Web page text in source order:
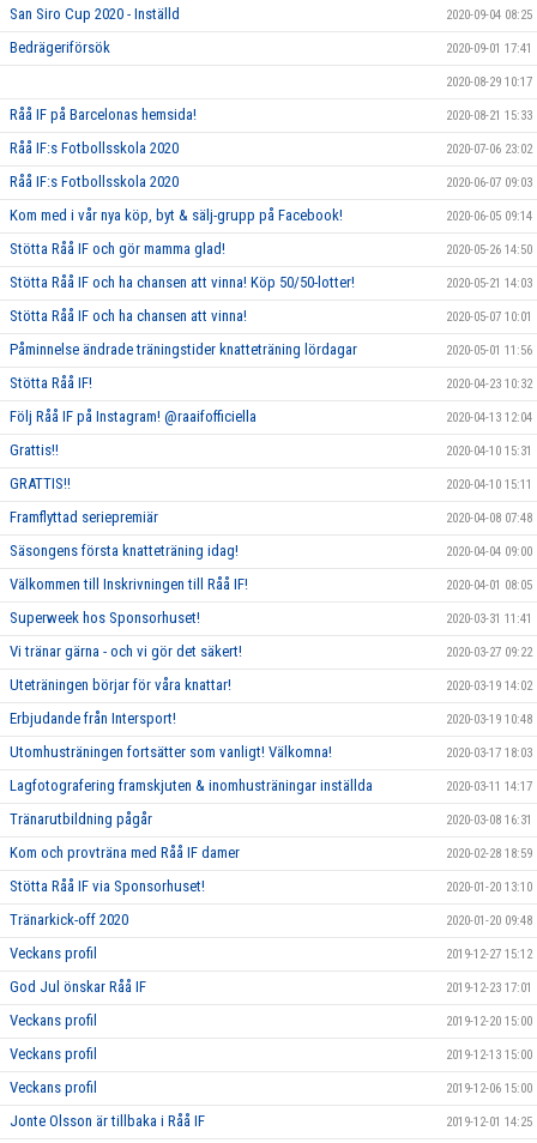
San Siro Cup 2020 - Inställd 2020-09-04 08:25
Bedrägeriförsök 2020-09-01 17:41
2020-08-29 10:17
Råå IF på Barcelonas hemsida! 2020-08-21 15:33
Råå IF:s Fotbollsskola 2020 2020-07-06 23:02
Råå IF:s Fotbollsskola 2020 2020-06-07 09:03
Kom med i vår nya köp, byt & sälj-grupp på Facebook! 2020-06-05 09:14
Stötta Råå IF och gör mamma glad! 2020-05-26 14:50
Stötta Råå IF och ha chansen att vinna! Köp 50/50-lotter! 2020-05-21 14:03
Stötta Råå IF och ha chansen att vinna! 2020-05-07 10:01
Påminnelse ändrade träningstider knatteträning lördagar 2020-05-01 11:56
Stötta Råå IF! 2020-04-23 10:32
Följ Råå IF på Instagram! @raaifofficiella 2020-04-13 12:04
Grattis!! 2020-04-10 15:31
GRATTIS!! 2020-04-10 15:11
Framflyttad seriepremiär 2020-04-08 07:48
Säsongens första knatteträning idag! 2020-04-04 09:00
Välkommen till Inskrivningen till Råå IF! 2020-04-01 08:05
Superweek hos Sponsorhuset! 2020-03-31 11:41
Vi tränar gärna - och vi gör det säkert! 2020-03-27 09:22
Uteträningen börjar för våra knattar! 2020-03-19 14:02
Erbjudande från Intersport! 2020-03-19 10:48
Utomhusträningen fortsätter som vanligt! Välkomna! 2020-03-17 18:03
Lagfotografering framskjuten & inomhusträningar inställda 2020-03-11 14:17
Tränarutbildning pågår 2020-03-08 16:31
Kom och provträna med Råå IF damer 2020-02-28 18:59
Stötta Råå IF via Sponsorhuset! 2020-01-20 13:10
Tränarkick-off 2020 2020-01-20 09:48
Veckans profil 2019-12-27 15:12
God Jul önskar Råå IF 2019-12-23 17:01
Veckans profil 2019-12-20 15:00
Veckans profil 2019-12-13 15:00
Veckans profil 2019-12-06 15:00
Jonte Olsson är tillbaka i Råå IF 2019-12-01 14:25